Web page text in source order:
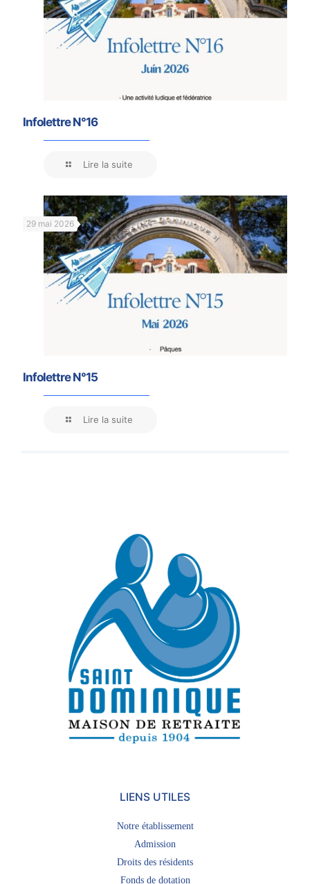
Infolettre N°16
Lire la suite
29 mai 2026
Infolettre N°15
Lire la suite
LIENS UTILES
Notre établissement
Admission
Droits des résidents
Fonds de dotation